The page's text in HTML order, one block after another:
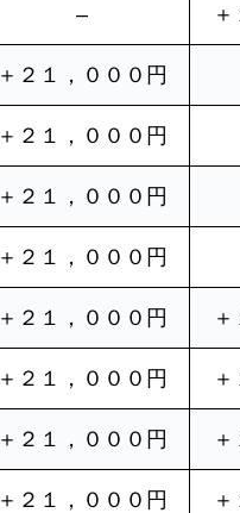
–
＋２１，０００円
＋２１，０００円
＋２１，０００円
＋２１，０００円
＋２１，０００円
＋２１，０００円
＋２１，０００円
＋２１，０００円